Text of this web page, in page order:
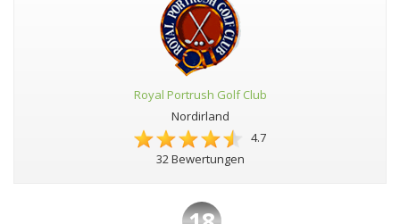
Royal Portrush Golf Club
Nordirland
4.7
32 Bewertungen